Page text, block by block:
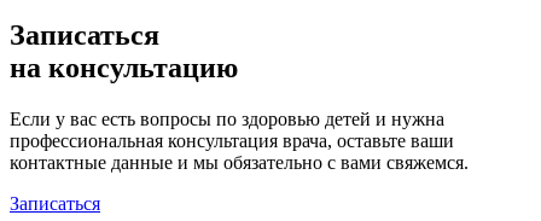
Записаться
на консультацию
Если у вас есть вопросы по здоровью детей и нужна
профессиональная консультация врача, оставьте ваши
контактные данные и мы обязательно с вами свяжемся.
Записаться